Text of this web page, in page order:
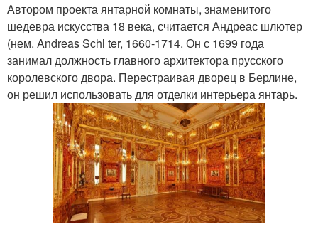
Автором проекта янтарной комнаты, знаменитого
шедевра искусства 18 века, считается Андреас шлютер
(нем. Andreas Schl ter, 1660-1714. Он с 1699 года
занимал должность главного архитектора прусского
королевского двора. Перестраивая дворец в Берлине,
он решил использовать для отделки интерьера янтарь.